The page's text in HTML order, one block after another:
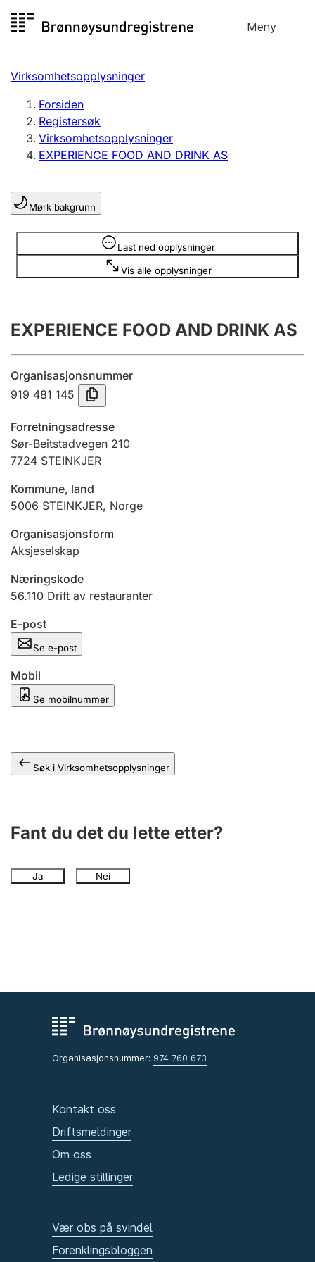
til
Meny
Registersøk
Aksjeselskap
Enkeltpersonforetak
Registrere, endre, slette
Lag og forening
Registrere, endre, slette
Innsending og forsinkelsesgebyr
Tinglysing
Jeger
Ektepaktveileder
Offentlig sektor
Andre tema
Virksomhetsopplysninger
Forsiden
Registersøk
Virksomhetsopplysninger
EXPERIENCE FOOD AND DRINK AS
Mørk bakgrunn
Last ned opplysninger
Vis alle opplysninger
Opplysninger er skjult
EXPERIENCE FOOD AND DRINK AS
Organisasjonsnummer
919 481 145
Forretningsadresse
Sør-Beitstadvegen 210
7724 STEINKJER
Kommune, land
5006 STEINKJER, Norge
Organisasjonsform
Aksjeselskap
Næringskode
56.110 Drift av restauranter
E-post
Se e-post
Mobil
Se mobilnummer
Søk i Virksomhetsopplysninger
Fant du det du lette etter?
Ja Nei
Organisasjonsnummer: 974 760 673
Kontakt oss
Driftsmeldinger
Om oss
Ledige stillinger
Vær obs på svindel
Forenklingsbloggen